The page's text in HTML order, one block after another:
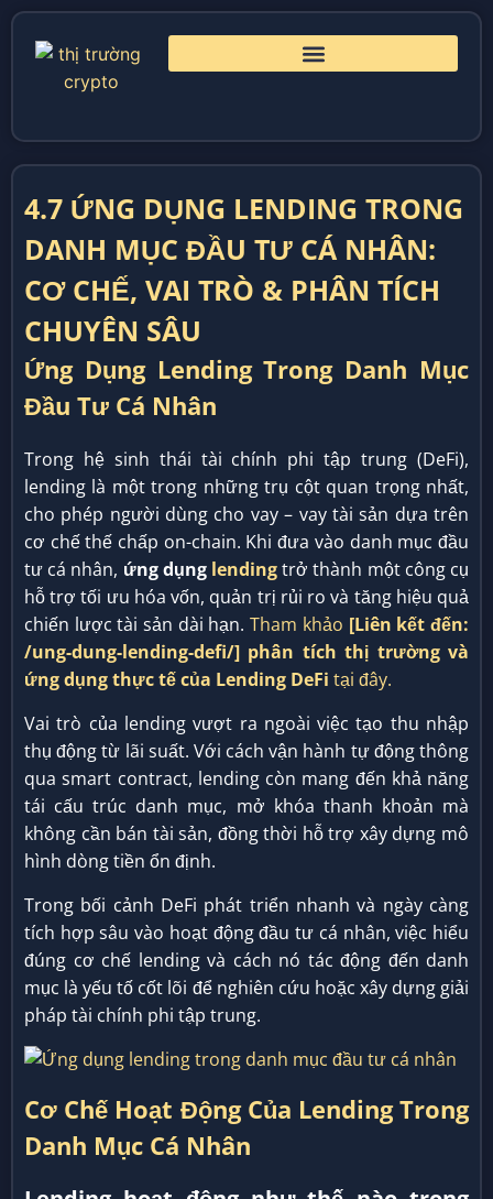
4.7 ỨNG DỤNG LENDING TRONG
DANH MỤC ĐẦU TƯ CÁ NHÂN:
CƠ CHẾ, VAI TRÒ & PHÂN TÍCH
CHUYÊN SÂU
Ứng Dụng Lending Trong Danh Mục
Đầu Tư Cá Nhân
Trong hệ sinh thái tài chính phi tập trung (DeFi),
lending là một trong những trụ cột quan trọng nhất,
cho phép người dùng cho vay – vay tài sản dựa trên
cơ chế thế chấp on-chain. Khi đưa vào danh mục đầu
tư cá nhân, ứng dụng lendingtrở thành một công cụ
hỗ trợ tối ưu hóa vốn, quản trị rủi ro và tăng hiệu quả
chiến lược tài sản dài hạn.Tham khảo [Liên kết đến:
/ung-dung-lending-defi/] phân tích thị trường và
ứng dụng thực tế của Lending DeFi tại đây.
Vai trò của lending vượt ra ngoài việc tạo thu nhập
thụ động từ lãi suất. Với cách vận hành tự động thông
qua smart contract, lending còn mang đến khả năng
tái cấu trúc danh mục, mở khóa thanh khoản mà
không cần bán tài sản, đồng thời hỗ trợ xây dựng mô
hình dòng tiền ổn định.
Trong bối cảnh DeFi phát triển nhanh và ngày càng
tích hợp sâu vào hoạt động đầu tư cá nhân, việc hiểu
đúng cơ chế lending và cách nó tác động đến danh
mục là yếu tố cốt lõi để nghiên cứu hoặc xây dựng giải
pháp tài chính phi tập trung.
Cơ Chế Hoạt Động Của Lending Trong
Danh Mục Cá Nhân